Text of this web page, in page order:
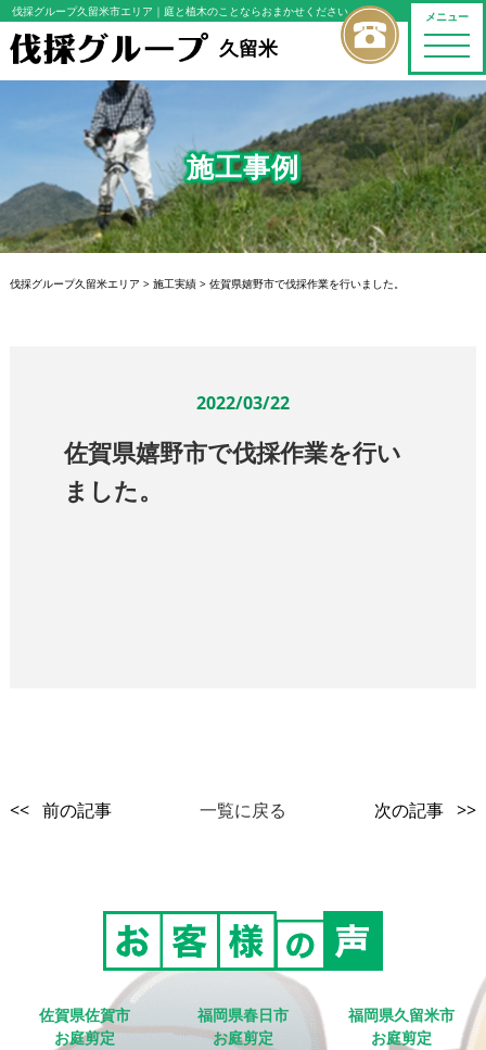
メニュー
toggle
伐採グループ久留米市エリア ｜庭と植木のことならおまかせください
久留米
施工事例
伐採グループ久留米エリア > 施工実績> 佐賀県嬉野市で伐採作業を行いました。
2022/03/22
佐賀県嬉野市で伐採作業を行い
ました。
<< 前の記事 一覧に戻る 次の記事 >>
佐賀県佐賀市
お庭剪定
福岡県春日市
お庭剪定
福岡県久留米市
お庭剪定